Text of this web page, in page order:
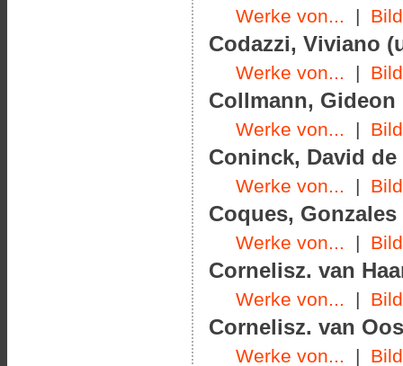
Werke von... |
Codazzi, Viviano
Werke von... |
Collmann, Gideon
Werke von... |
Coninck, David de
Werke von... |
Coques, Gonzales
Werke von... |
Cornelisz. van
Werke von... |
Cornelisz. van
Werke von... |